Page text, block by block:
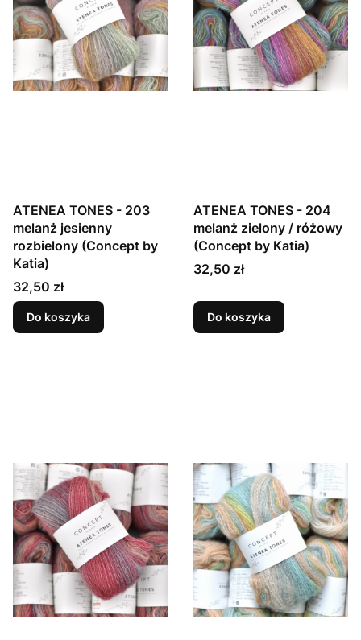
ATENEA TONES - 203
melanż jesienny
rozbielony (Concept by
Katia)
Cena
32,50 zł
Do koszyka
ATENEA TONES - 204
melanż zielony / różowy
(Concept by Katia)
Cena
32,50 zł
Do koszyka